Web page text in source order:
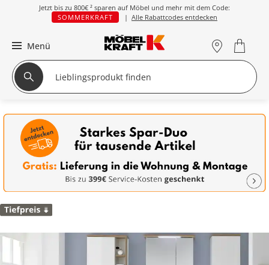
Jetzt bis zu 800€ ² sparen auf Möbel und mehr mit dem Code:
SOMMERKRAFT
| Alle Rabattcodes entdecken
Menü